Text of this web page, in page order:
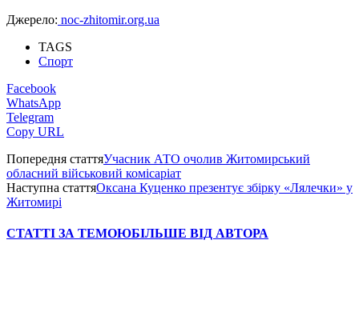
Джерело: noc-zhitomir.org.ua
TAGS
Спорт
Facebook
WhatsApp
Telegram
Copy URL
Попередня статтяУчасник АТО очолив Житомирський
обласний військовий комісаріат
Наступна статтяОксана Куценко презентує збірку «Лялечки» у
Житомирі
СТАТТІ ЗА ТЕМОЮБІЛЬШЕ ВІД АВТОРА